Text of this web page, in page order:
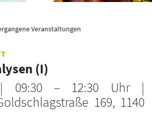
Veranstaltungen
(I)
| 09:30 – 12:30 Uhr |
169, 1140